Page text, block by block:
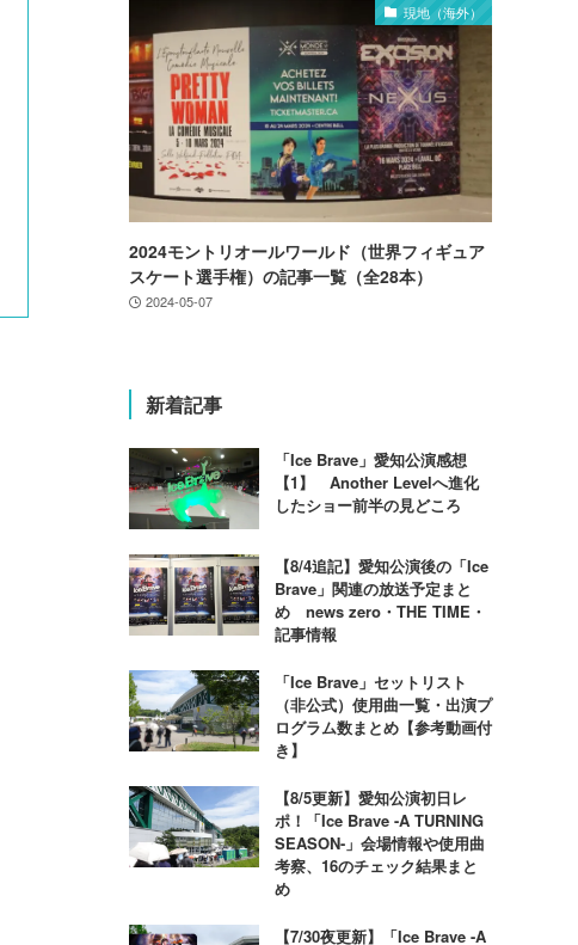
現地（海外）
2024モントリオールワールド（世界フィギュア
スケート選手権）の記事一覧（全28本）
2024-05-07
新着記事
「Ice Brave」愛知公演感想
【1】 Another Levelへ進化
したショー前半の見どころ
【8/4追記】愛知公演後の「Ice
Brave」関連の放送予定まと
め news zero・THE TIME・
記事情報
「Ice Brave」セットリスト
（非公式）使用曲一覧・出演プ
ログラム数まとめ【参考動画付
き】
【8/5更新】愛知公演初日レ
ポ！「Ice Brave -A TURNING
SEASON-」会場情報や使用曲
考察、16のチェック結果まと
め
【7/30夜更新】「Ice Brave -A